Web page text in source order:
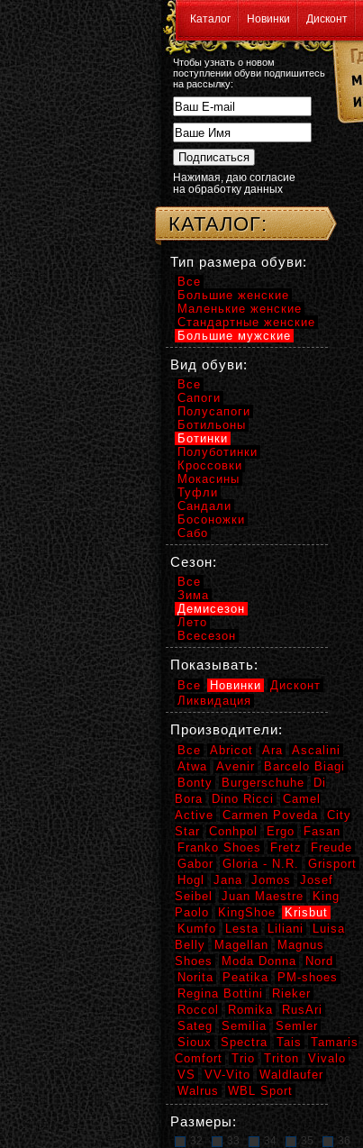
Каталог Новинки Дисконт
Чтобы узнать о новом
поступлении обуви подпишитесь
на рассылку:
Нажимая, даю согласие
на обработку данных
КАТАЛОГ:
Тип размера обуви:
Все
Большие женские
Маленькие женские
Стандартные женские
Большие мужские
Вид обуви:
Все
Сапоги
Полусапоги
Ботильоны
Ботинки
Полуботинки
Кроссовки
Мокасины
Туфли
Сандали
Босоножки
Сабо
Сезон:
Все
Зима
Демисезон
Лето
Всесезон
Показывать:
Все Новинки
Дисконт
Ликвидация
Производители:
Все Abricot Ara
Ascalini
Atwa
Avenir
Barcelo Biagi
Bonty
Burgerschuhe
Di
Bora
Dino Ricci
Camel
Active
Carmen Poveda
City
Star
Conhpol Ergo
Fasan
Franko Shoes
Fretz
Freude
Gabor
Gloria - N.R.
Grisport
Hogl
Jana Jomos
Josef
Seibel
Juan Maestre
King
Paolo
KingShoe
Krisbut
Kumfo
Lesta Liliani
Luisa
Belly
Magellan
Magnus
Shoes
Moda Donna
Nord
Norita
Peatika
PM-shoes
Regina Bottini
Rieker
Roccol
Romika
RusAri
Sateg
Semilia
Semler
Sioux
Spectra Tais
Tamaris
Comfort
Trio Triton
Vivalo
VS
VV-Vito
Waldlaufer
Walrus
WBL Sport
Размеры:
32 33 34 35
36